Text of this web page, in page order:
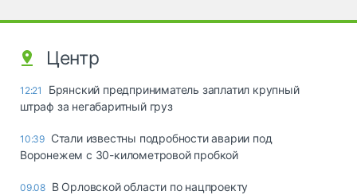
Центр
12:21
Брянский предприниматель заплатил крупный
штраф за негабаритный груз
10:39 Стали известны подробности аварии под
Воронежем с 30-километровой пробкой
09.08 В Орловской области по нацпроекту